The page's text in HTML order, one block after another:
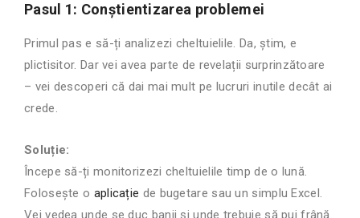
Pasul 1: Conștientizarea problemei
Primul pas e să-ți analizezi cheltuielile. Da, știm, e
plictisitor. Dar vei avea parte de revelații surprinzătoare
– vei descoperi că dai mai mult pe lucruri inutile decât ai
crede.
Soluție:
Începe să-ți monitorizezi cheltuielile timp de o lună.
Folosește o aplicație de bugetare sau un simplu Excel.
Vei vedea unde se duc banii și unde trebuie să pui frână.